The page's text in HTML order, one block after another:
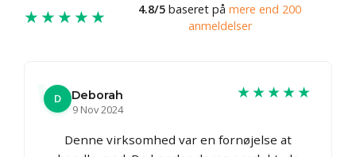
★★★★★ 4.8/5 baseret på mere end 200
anmeldelser
D
Deborah
9 Nov 2024
★★★★★
Denne virksomhed var en fornøjelse at